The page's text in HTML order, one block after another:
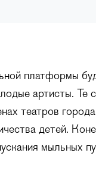
платформы
артисты. Те
театров
детей.
мыльных